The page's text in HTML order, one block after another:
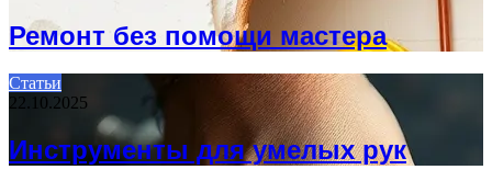
Ремонт без помощи мастера
Статьи
22.10.2025
Инструменты для умелых рук